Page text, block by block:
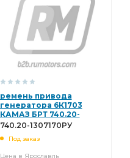
ремень привода
генератора 6К1703
КАМАЗ БРТ 740.20-
1307170РУ
740.20-1307170РУ
Под заказ
Цена в Ярославль